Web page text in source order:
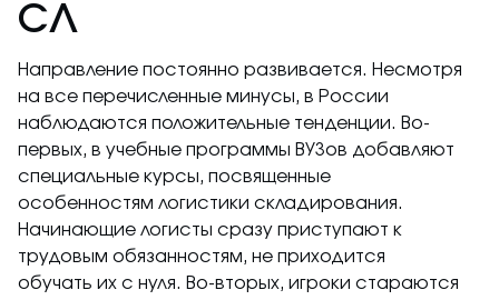
СЛ
Направление постоянно развивается. Несмотря
на все перечисленные минусы, в России
наблюдаются положительные тенденции. Во-
первых, в учебные программы ВУЗов добавляют
специальные курсы, посвященные
особенностям логистики складирования.
Начинающие логисты сразу приступают к
трудовым обязанностям, не приходится
обучать их с нуля. Во-вторых, игроки стараются